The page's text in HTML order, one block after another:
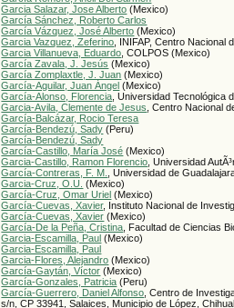
Garcia Salazar, Jose Alberto (Mexico)
García Sánchez, Roberto Carlos
García Vázquez, José Alberto (Mexico)
Garcia Vazquez, Zeferino , INIFAP, Centro
Garcia Villanueva, Eduardo , COLPOS (Mexico)
García Zavala, J. Jesús (Mexico)
García Zomplaxtle, J. Juan (Mexico)
García-Aguilar, Juan Ángel (Mexico)
García-Alonso, Florencia , Universidad Tecnológica
Garcia-Avila, Clemente de Jesus , Centro Nacional
García-Balcázar, Rocio Teresa
García-Bendezú, Sady (Peru)
García-Bendezú, Sady
García-Castillo, María José (Mexico)
Garcia-Castillo, Ramon Florencio , Universidad
García-Contreras, F. M.
, Universidad de
Garcia-Cruz, O.U. (Mexico)
García-Cruz, Omar Uriel (Mexico)
García-Cuevas, Xavier, Instituto Nacional de
García-Cuevas, Xavier (Mexico)
García-De la Peña, Cristina , Facultad de Ciencias
Garcia-Escamilla, Paul (Mexico)
Garcia-Escamilla, Paul
Garcia-Flores, Alejandro (Mexico)
García-Gaytán, Víctor (Mexico)
García-Gonzales, Patricia (Peru)
García-Guerrero, Daniel Alfonso , Centro de
s/n, CP 33941, Salaices, Municipio de López,